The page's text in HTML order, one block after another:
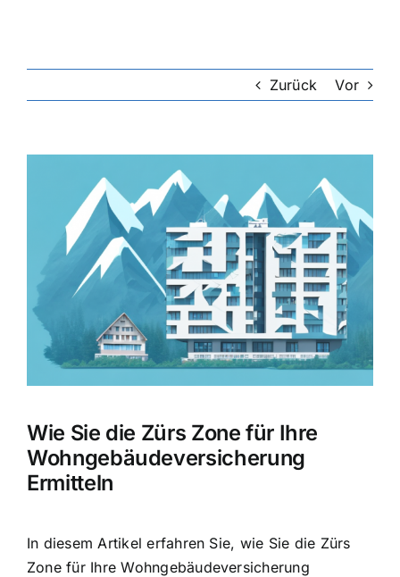
Lebensversicherung
Hundekrankenversicherung
Hausratversicherung
Weitere Tarifvergleiche
Hilfe und Kontakt
Zurück Vor
grösseres
Wie Sie die Zürs Zone für Ihre
Wohngebäudeversicherung
Ermitteln
In diesem Artikel erfahren Sie, wie Sie die Zürs
Zone für Ihre Wohngebäudeversicherung